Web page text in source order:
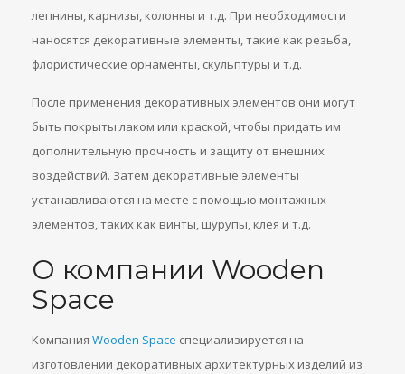
лепнины, карнизы, колонны и т.д. При необходимости
наносятся декоративные элементы, такие как резьба,
флористические орнаменты, скульптуры и т.д.
После применения декоративных элементов они могут
быть покрыты лаком или краской, чтобы придать им
дополнительную прочность и защиту от внешних
воздействий. Затем декоративные элементы
устанавливаются на месте с помощью монтажных
элементов, таких как винты, шурупы, клея и т.д.
О компании Wooden
Space
Компания Wooden Space специализируется на
изготовлении декоративных архитектурных изделий из